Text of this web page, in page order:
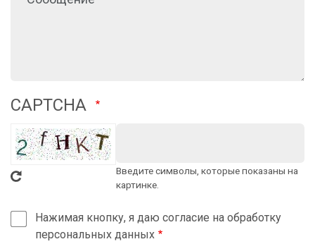
CAPTCHA
Введите символы, которые показаны на
картинке.
Нажимая кнопку, я даю согласие на обработку
персональных данных